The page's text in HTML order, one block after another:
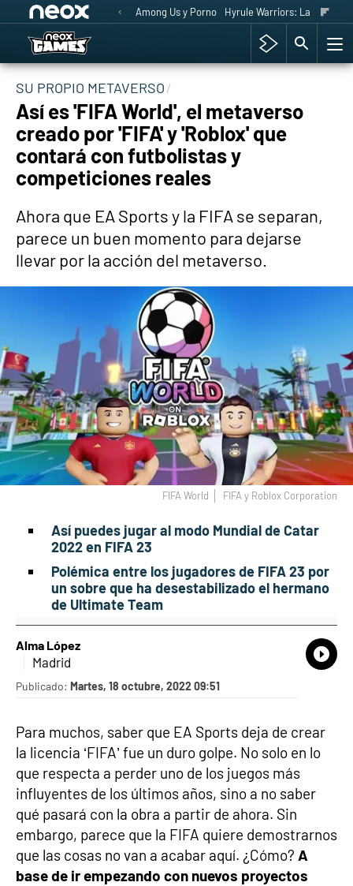
Among Us y Porno Hyrule Warriors: La Era del
SU PROPIO METAVERSO
Así es 'FIFA World', el metaverso
creado por 'FIFA' y 'Roblox' que
contará con futbolistas y
competiciones reales
Ahora que EA Sports y la FIFA se separan,
parece un buen momento para dejarse
llevar por la acción del metaverso.
FIFA World FIFA y Roblox Corporation
Así puedes jugar al modo Mundial de Catar
2022 en FIFA 23
Polémica entre los jugadores de FIFA 23 por
un sobre que ha desestabilizado el hermano
de Ultimate Team
Alma López
Madrid
Publicado: Martes, 18 octubre, 2022 09:51
Para muchos, saber que EA Sports deja de crear
la licencia ‘FIFA’ fue un duro golpe. No solo en lo
que respecta a perder uno de los juegos más
influyentes de los últimos años, sino a no saber
qué pasará con la obra a partir de ahora. Sin
embargo, parece que la FIFA quiere demostrarnos
que las cosas no van a acabar aquí. ¿Cómo? A
base de ir empezando con nuevos proyectos